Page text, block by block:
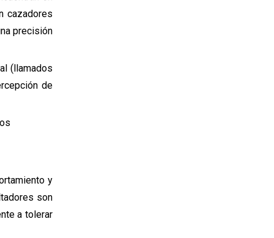
cazadores
precisión
(llamados
de
y
son
a tolerar